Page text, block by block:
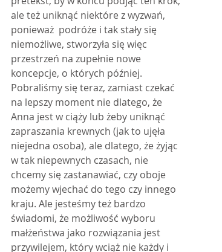
ale też uniknąć niektóre z wyzwań,
ponieważ  podróże i tak stały się
niemożliwe, stworzyła się więc
przestrzeń na zupełnie nowe
koncepcje, o których później.
Pobraliśmy się teraz, zamiast czekać
na lepszy moment nie dlatego, że
Anna jest w ciąży lub żeby uniknąć
zapraszania krewnych (jak to ujęła
niejedna osoba), ale dlatego, że żyjąc
w tak niepewnych czasach, nie
chcemy się zastanawiać, czy oboje
możemy wjechać do tego czy innego
kraju. Ale jesteśmy też bardzo
świadomi, że możliwość wyboru
małżeństwa jako rozwiązania jest
przywilejem, który wciąż nie każdy i